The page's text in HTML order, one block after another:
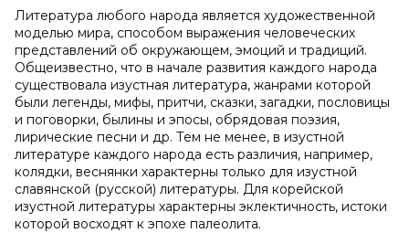
Литература любого народа является художественной
моделью мира, способом выражения человеческих
представлений об окружающем, эмоций и традиций.
Общеизвестно, что в начале развития каждого народа
существовала изустная литература, жанрами которой
были легенды, мифы, притчи, сказки, загадки, пословицы
и поговорки, былины и эпосы, обрядовая поэзия,
лирические песни и др. Тем не менее, в изустной
литературе каждого народа есть различия, например,
колядки, веснянки характерны только для изустной
славянской (русской) литературы. Для корейской
изустной литературы характерны эклектичность, истоки
которой восходят к эпохе палеолита.